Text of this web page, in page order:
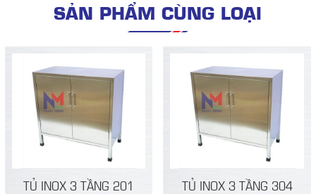
SẢN PHẨM CÙNG LOẠI
TỦ INOX 3 TẦNG 201 TỦ INOX 3 TẦNG 304